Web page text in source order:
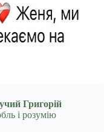
Григорій
і розумію